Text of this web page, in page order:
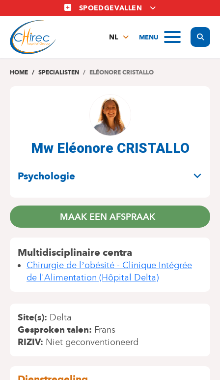
en
naar
inhoud
SPOEDGEVALLEN
MENU
NL
EN
HOME SPECIALISTEN ELÉONORE CRISTALLO
Mw Eléonore CRISTALLO
Psychologie
MAAK EEN AFSPRAAK
Multidisciplinaire centra
Chirurgie de l’obésité - Clinique Intégrée
de l'Alimentation (Hôpital Delta)
Site(s) Delta
Gesproken talen Frans
RIZIV Niet geconventioneerd